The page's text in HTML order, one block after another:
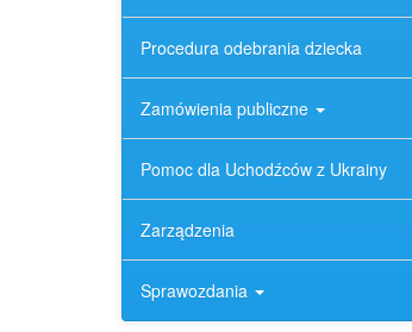
Procedura odebrania dziecka
Zamówienia publiczne
Pomoc dla Uchodźców z Ukrainy
Zarządzenia
Sprawozdania